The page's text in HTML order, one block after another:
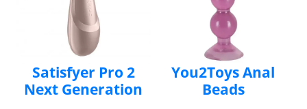
Satisfyer Pro 2
Next Generation
You2Toys Anal
Beads